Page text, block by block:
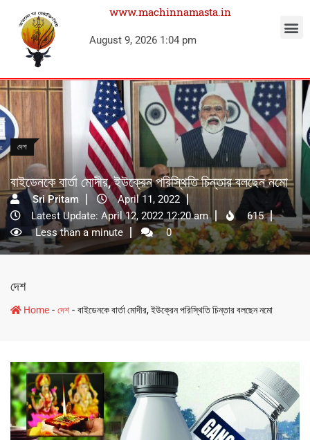
www.machinnamasta.in
August 9, 2026 1:04 pm
দেশ
বাইডেনকে বার্তা মোদীর, ইউক্রেন পরিস্থিতি চিন্তার বলছেন নমো
Sri Pritam
April 11, 2022
Latest Update: April 12, 2022 12:20 am
615
Less than a minute
0
দেশ
Home - দেশ- বাইডেনকে বার্তা মোদীর, ইউক্রেন পরিস্থিতি চিন্তার বলছেন নমো